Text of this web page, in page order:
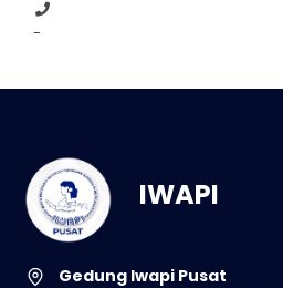
-
IWAPI
Gedung Iwapi Pusat